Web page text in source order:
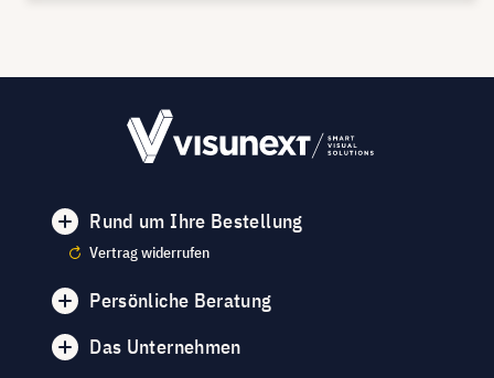
Rund um Ihre Bestellung
Vertrag widerrufen
Persönliche Beratung
Das Unternehmen